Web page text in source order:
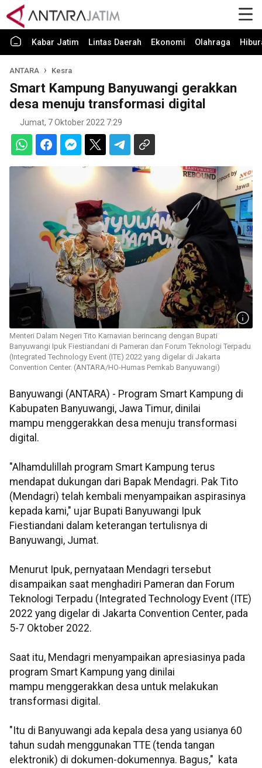
Kabar Jatim Lintas Daerah Ekonomi Olahraga
ANTARA Kesra
Smart Kampung Banyuwangi gerakkan
desa menuju transformasi digital
Jumat, 7 Oktober 2022 7:29
Menteri Dalam Negeri Tito Karnavian berincang dengan Bupati
Banyuwangi Ipuk Fiestiandani di Pameran dan Forum Teknologi Terpadu
(Integrated Technology Event (ITE) 2022 yang digelar di Jakarta
Convention Center. (ANTARA/HO-Humas Pemkab Banyuwangi)
Banyuwangi (ANTARA) - Program Smart Kampung di
Kabupaten Banyuwangi, Jawa Timur, dinilai
mampu menggerakkan desa menuju transformasi
digital.
"Alhamdulillah program Smart Kampung terus
mendapat dukungan dari Bapak Mendagri. Pak Tito
(Mendagri) telah kembali menyampaikan aspirasinya
kepada kami," ujar Bupati Banyuwangi Ipuk
Fiestiandani dalam keterangan tertulisnya di
Banyuwangi, Jumat.
Menurut Ipuk, pernyataan Mendagri tersebut
disampaikan saat menghadiri Pameran dan Forum
Teknologi Terpadu (Integrated Technology Event (ITE)
2022 yang digelar di Jakarta Convention Center, pada
5-7 Oktober 2022.
Saat itu, Mendagri menyampaikan apresiasinya pada
program Smart Kampung yang dinilai
mampu menggerakkan desa untuk melakukan
transformasi digital.
"Itu di Banyuwangi ada kepala desa yang usianya 60
tahun sudah menggunakan TTE (tenda tangan
elektronik) di dokumen-dokumennya. Bagus," kata